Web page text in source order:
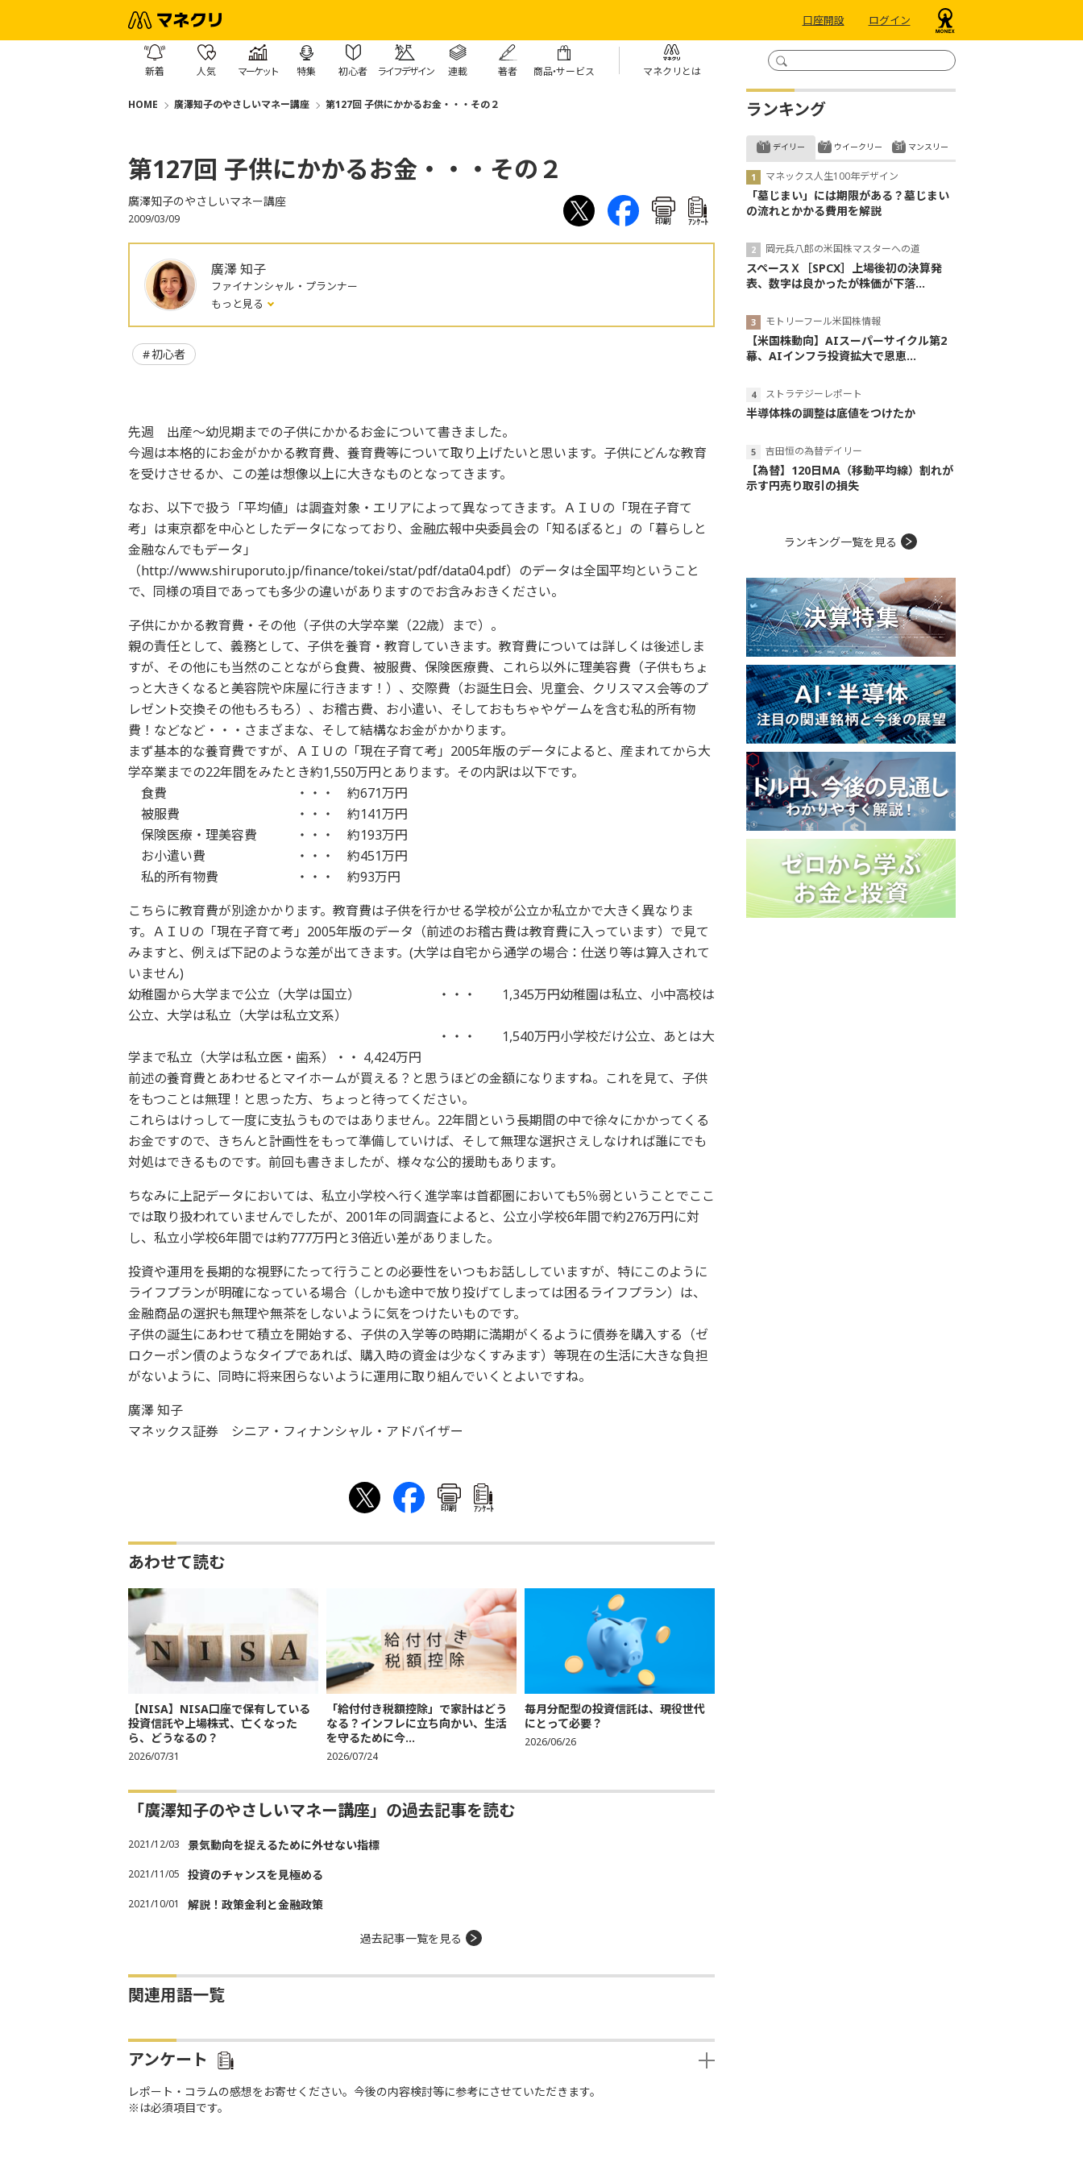
口座開設 ログイン
新着 人気 マーケット 特集 初心者 ライフデザイン 連載 著者 商品・サービス マネクリとは
HOME 廣澤知子のやさしいマネー講座 第127回 子供にかかるお金・・・その２
第127回 子供にかかるお金・・・その２
廣澤知子のやさしいマネー講座
2009/03/09 印刷 ｱﾝｹｰﾄ
廣澤 知子
ファイナンシャル・プランナー
もっと見る
初心者
先週 出産～幼児期までの子供にかかるお金について書きました。
今週は本格的にお金がかかる教育費、養育費等について取り上げたいと思います。子供にどんな教育
を受けさせるか、この差は想像以上に大きなものとなってきます。
なお、以下で扱う「平均値」は調査対象・エリアによって異なってきます。ＡＩＵの「現在子育て
考」は東京都を中心としたデータになっており、金融広報中央委員会の「知るぽると」の「暮らしと
金融なんでもデータ」
（http://www.shiruporuto.jp/finance/tokei/stat/pdf/data04.pdf）のデータは全国平均ということ
で、同様の項目であっても多少の違いがありますのでお含みおきください。
子供にかかる教育費・その他（子供の大学卒業（22歳）まで）。
親の責任として、義務として、子供を養育・教育していきます。教育費については詳しくは後述しま
すが、その他にも当然のことながら食費、被服費、保険医療費、これら以外に理美容費（子供もちょ
っと大きくなると美容院や床屋に行きます！）、交際費（お誕生日会、児童会、クリスマス会等のプ
レゼント交換その他もろもろ）、お稽古費、お小遣い、そしておもちゃやゲームを含む私的所有物
費！などなど・・・さまざまな、そして結構なお金がかかります。
まず基本的な養育費ですが、ＡＩＵの「現在子育て考」2005年版のデータによると、産まれてから大
学卒業までの22年間をみたとき約1,550万円とあります。その内訳は以下です。
食費 ・・・ 約671万円
被服費 ・・・ 約141万円
保険医療・理美容費 ・・・ 約193万円
お小遣い費 ・・・ 約451万円
私的所有物費 ・・・ 約93万円
こちらに教育費が別途かかります。教育費は子供を行かせる学校が公立か私立かで大きく異なりま
す。ＡＩＵの「現在子育て考」2005年版のデータ（前述のお稽古費は教育費に入っています）で見て
みますと、例えば下記のような差が出てきます。(大学は自宅から通学の場合：仕送り等は算入されて
いません)
幼稚園から大学まで公立（大学は国立） ・・・ 1,345万円幼稚園は私立、小中高校は
公立、大学は私立（大学は私立文系）
・・・ 1,540万円小学校だけ公立、あとは大
学まで私立（大学は私立医・歯系）・・ 4,424万円
前述の養育費とあわせるとマイホームが買える？と思うほどの金額になりますね。これを見て、子供
をもつことは無理！と思った方、ちょっと待ってください。
これらはけっして一度に支払うものではありません。22年間という長期間の中で徐々にかかってくる
お金ですので、きちんと計画性をもって準備していけば、そして無理な選択さえしなければ誰にでも
対処はできるものです。前回も書きましたが、様々な公的援助もあります。
ちなみに上記データにおいては、私立小学校へ行く進学率は首都圏においても5％弱ということでここ
では取り扱われていませんでしたが、2001年の同調査によると、公立小学校6年間で約276万円に対
し、私立小学校6年間では約777万円と3倍近い差がありました。
投資や運用を長期的な視野にたって行うことの必要性をいつもお話ししていますが、特にこのように
ライフプランが明確になっている場合（しかも途中で放り投げてしまっては困るライフプラン）は、
金融商品の選択も無理や無茶をしないように気をつけたいものです。
子供の誕生にあわせて積立を開始する、子供の入学等の時期に満期がくるように債券を購入する（ゼ
ロクーポン債のようなタイプであれば、購入時の資金は少なくすみます）等現在の生活に大きな負担
がないように、同時に将来困らないように運用に取り組んでいくとよいですね。
廣澤 知子
マネックス証券 シニア・フィナンシャル・アドバイザー
印刷 ｱﾝｹｰﾄ
あわせて読む
【NISA】NISA口座で保有している
投資信託や上場株式、亡くなった
ら、どうなるの？
2026/07/31
「給付付き税額控除」で家計はどう
なる？インフレに立ち向かい、生活
を守るために今...
2026/07/24
毎月分配型の投資信託は、現役世代
にとって必要？
2026/06/26
「廣澤知子のやさしいマネー講座」の過去記事を読む
2021/12/03 景気動向を捉えるために外せない指標
2021/11/05 投資のチャンスを見極める
2021/10/01 解説！政策金利と金融政策
過去記事一覧を見る
関連用語一覧
アンケート
レポート・コラムの感想をお寄せください。今後の内容検討等に参考にさせていただきます。
※は必須項目です。
ランキング
デイリー
マネックス人生100年デザイン
「墓じまい」には期限がある？墓じまい
の流れとかかる費用を解説
岡元兵八郎の米国株マスターへの道
スペースＸ［SPCX］上場後初の決算発
表、数字は良かったが株価が下落...
モトリーフール米国株情報
【米国株動向】AIスーパーサイクル第2
幕、AIインフラ投資拡大で恩恵...
ストラテジーレポート
半導体株の調整は底値をつけたか
吉田恒の為替デイリー
【為替】120日MA（移動平均線）割れが
示す円売り取引の損失
ウイークリー マンスリー
ランキング一覧を見る